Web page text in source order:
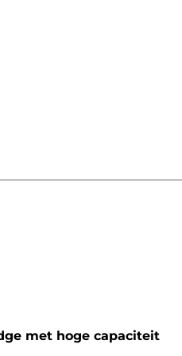
met hoge capaciteit